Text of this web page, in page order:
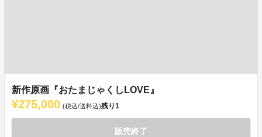
新作原画『おたまじゃくしLOVE』
¥275,000 (税込/送料込)残り1
販売終了